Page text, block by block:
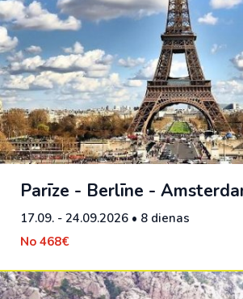
Parīze - Berlīne -
17.09. - 24.09.2026 • 8 dienas
No 468€